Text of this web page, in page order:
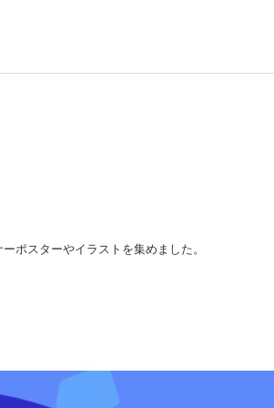
ポスターやイラストを集めました。